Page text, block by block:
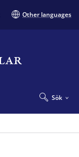
Other languages
Sök